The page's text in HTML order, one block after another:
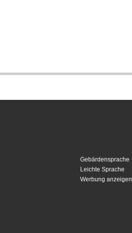
Gebärdensprache
Leichte Sprache
Werbung anzeigen